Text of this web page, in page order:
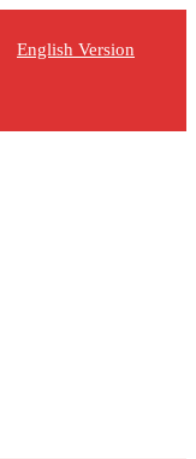
English Version